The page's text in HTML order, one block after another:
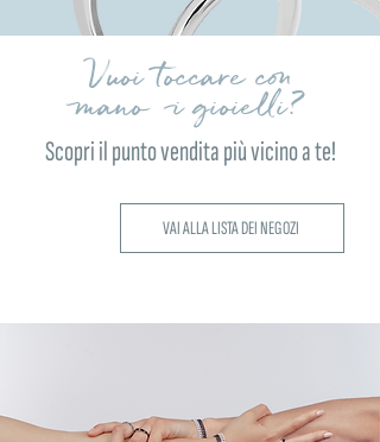
Vuoi toccare con
mano i gioielli?
Scopri il punto vendita più vicino a te!
VAI ALLA LISTA DEI NEGOZI